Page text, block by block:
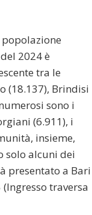
2024 è
tra le
(18.137), Brindisi
sono i
(6.911), i
insieme,
solo alcuni dei
presentato a Bari
traversa